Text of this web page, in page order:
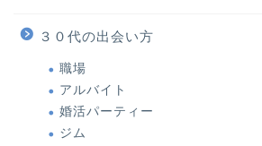
３０代の出会い方
職場
アルバイト
婚活パーティー
ジム